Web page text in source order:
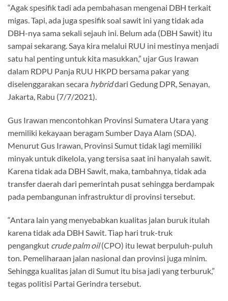
“Agak spesifik tadi ada pembahasan mengenai DBH terkait
migas. Tapi, ada juga spesifik soal sawit ini yang tidak ada
DBH-nya sama sekali sejauh ini. Belum ada (DBH Sawit) itu
sampai sekarang. Saya kira melalui RUU ini mestinya menjadi
satu hal penting untuk kita masukkan,” ujar Gus Irawan
dalam RDPU Panja RUU HKPD bersama pakar yang
diselenggarakan secara hybriddari Gedung DPR, Senayan,
Jakarta, Rabu (7/7/2021).
Gus Irawan mencontohkan Provinsi Sumatera Utara yang
memiliki kekayaan beragam Sumber Daya Alam (SDA).
Menurut Gus Irawan, Provinsi Sumut tidak lagi memiliki
minyak untuk dikelola, yang tersisa saat ini hanyalah sawit.
Karena tidak ada DBH Sawit, maka, tambahnya, tidak ada
transfer daerah dari pemerintah pusat sehingga berdampak
pada pembangunan infrastruktur di provinsi tersebut.
“Antara lain yang menyebabkan kualitas jalan buruk itulah
karena tidak ada DBH Sawit. Tiap hari truk-truk
pengangkut crude palm oil(CPO) itu lewat berpuluh-puluh
ton. Pemeliharaan jalan nasional dan provinsi juga minim.
Sehingga kualitas jalan di Sumut itu bisa jadi yang terburuk,”
tegas politisi Partai Gerindra tersebut.